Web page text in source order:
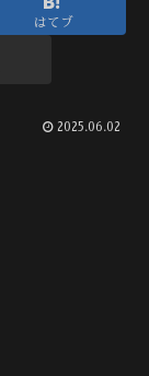
はてブ
2025.06.02